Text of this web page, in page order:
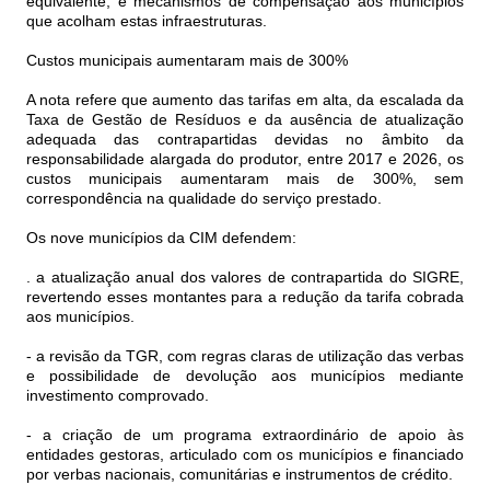
que acolham estas infraestruturas.
Custos municipais aumentaram mais de 300%
A nota refere que aumento das tarifas em alta, da escalada da
Taxa de Gestão de Resíduos e da ausência de atualização
adequada das contrapartidas devidas no âmbito da
responsabilidade alargada do produtor, entre 2017 e 2026, os
custos municipais aumentaram mais de 300%, sem
correspondência na qualidade do serviço prestado.
Os nove municípios da CIM defendem:
. a atualização anual dos valores de contrapartida do SIGRE,
revertendo esses montantes para a redução da tarifa cobrada
aos municípios.
- a revisão da TGR, com regras claras de utilização das verbas
e possibilidade de devolução aos municípios mediante
investimento comprovado.
- a criação de um programa extraordinário de apoio às
entidades gestoras, articulado com os municípios e financiado
por verbas nacionais, comunitárias e instrumentos de crédito.